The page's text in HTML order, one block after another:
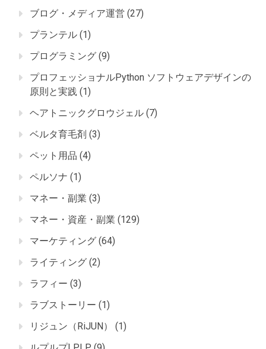
ブログ・メディア運営 (27)
プランテル (1)
プログラミング (9)
プロフェッショナルPython ソフトウェアデザインの
原則と実践 (1)
ヘアトニックグロウジェル (7)
ベルタ育毛剤 (3)
ペット用品 (4)
ペルソナ (1)
マネー・副業 (3)
マネー・資産・副業 (129)
マーケティング (64)
ライティング (2)
ラフィー (3)
ラブストーリー (1)
リジュン（RiJUN）
(1)